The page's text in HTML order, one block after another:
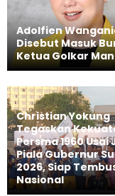
Adolfien
Disebut Masuk
Ketua Golkar
Christian Yokung
Tegaskan
Persma 1960 Usai
Piala Gubernur
2026, Siap
Nasional